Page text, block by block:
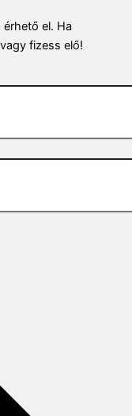
el. Ha
fizess elő!